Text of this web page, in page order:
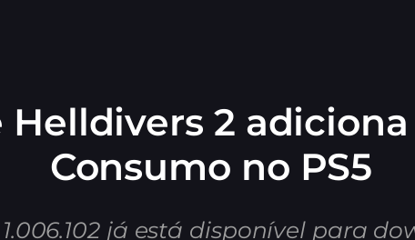
2
Consumo no PS5
já está disponível para